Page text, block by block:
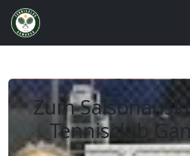
Zum
Tennisclub